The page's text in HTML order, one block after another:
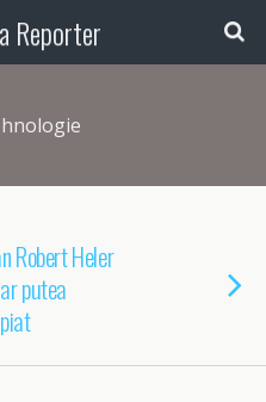
Reporter
Robert Heler
putea